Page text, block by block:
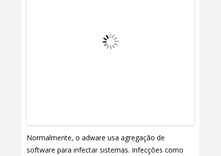
Normalmente, o adware usa agregação de
software para infectar sistemas. Infecções como